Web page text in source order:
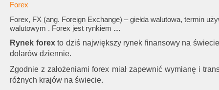
Forex
Forex, FX (ang. Foreign Exchange) – giełda walutowa, termin
walutowym . Forex jest rynkiem …
Rynek forexto dziś największy rynek finansowy na
dolarów dziennie.
Zgodnie z założeniami forex miał zapewnić wymianę i
różnych krajów na świecie.